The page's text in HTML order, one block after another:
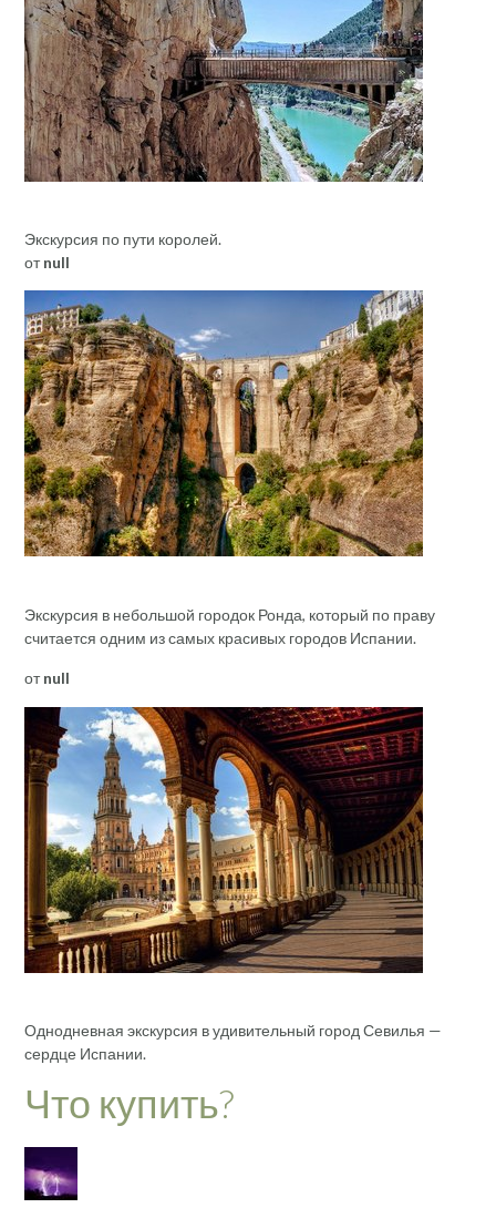
Экскурсия по пути королей.
отnull
Экскурсия в небольшой городок Ронда, который по праву
считается одним из самых красивых городов Испании.
отnull
Однодневная экскурсия в удивительный город Севилья —
сердце Испании.
Что купить?